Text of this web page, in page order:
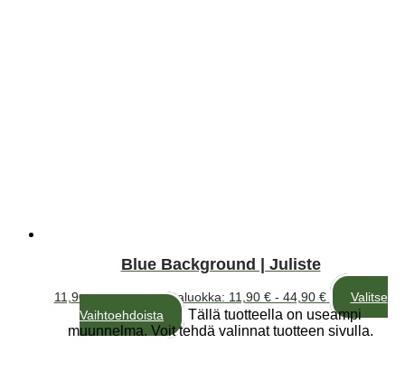
Blue Background | Juliste
11,90€ – 44,90€Hintaluokka: 11,90 € - 44,90 €
Valitse
Vaihtoehdoista
Tällä tuotteella on useampi
muunnelma. Voit tehdä valinnat tuotteen sivulla.